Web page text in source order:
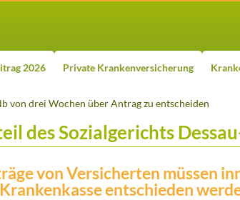
2026 Private Krankenversicherung
von drei Wochen über Antrag zu entscheiden
des Sozialgerichts
von Versicherten müssen
entschieden